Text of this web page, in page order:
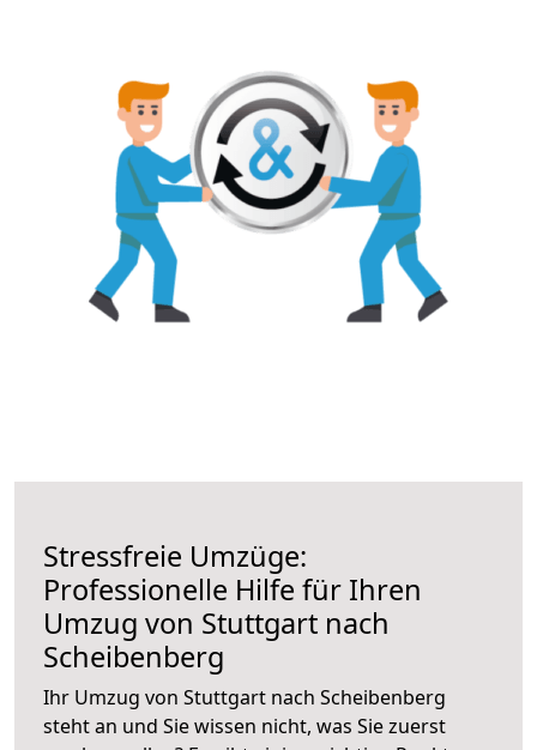
Stressfreie Umzüge:
Professionelle Hilfe für Ihren
Umzug von Stuttgart nach
Scheibenberg
Ihr Umzug von Stuttgart nach Scheibenberg
steht an und Sie wissen nicht, was Sie zuerst